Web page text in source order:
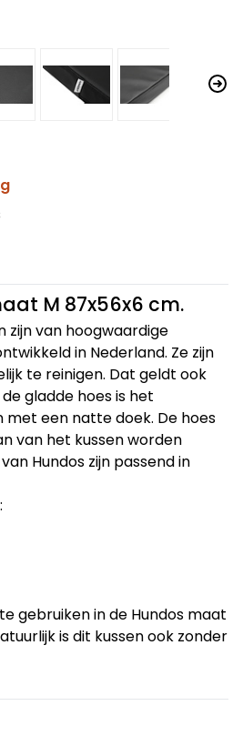
M 87x56x6 cm.
zijn van hoogwaardige
in Nederland. Ze zijn
te reinigen. Dat geldt ook
gladde hoes is het
met een natte doek. De hoes
van het kussen worden
Hundos zijn passend in
gebruiken in de Hundos maat
is dit kussen ook zonder